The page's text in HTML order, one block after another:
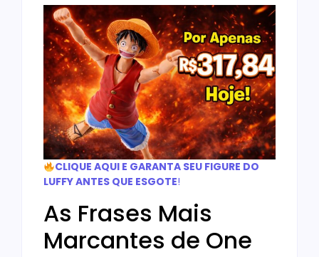
CLIQUE AQUI E GARANTA SEU FIGURE DO
LUFFY ANTES QUE ESGOTE!
As Frases Mais
Marcantes de One